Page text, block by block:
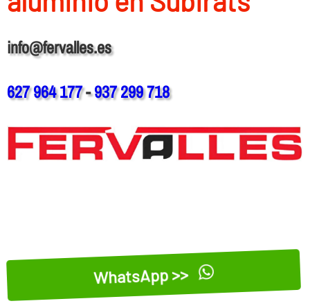
info@fervalles.es
627 964 177-937 299 718
WhatsApp >>